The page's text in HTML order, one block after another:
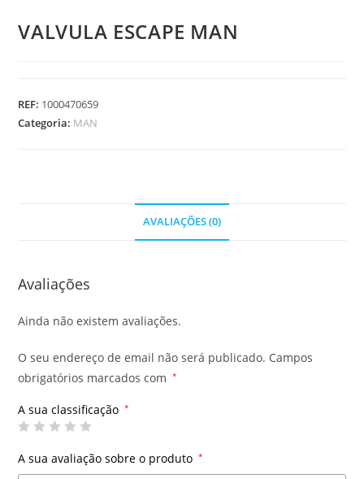
VALVULA ESCAPE MAN
REF: 1000470659
Categoria: MAN
AVALIAÇÕES (0)
Avaliações
Ainda não existem avaliações.
O seu endereço de email não será publicado. Campos
obrigatórios marcados com
*
A sua classificação *
A sua avaliação sobre o produto *